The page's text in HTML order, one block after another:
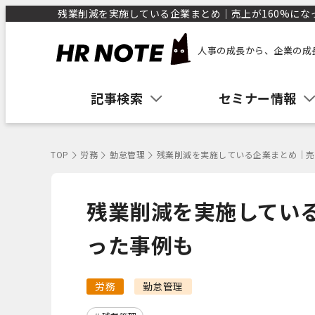
残業削減を実施している企業まとめ｜売上が160%に
人事の成長から、企業の
記事検索 セミナー情報
TOP 労務 勤怠管理 残業削減を実施している企業まとめ｜
残業削減を実施してい
った事例も
労務 勤怠管理